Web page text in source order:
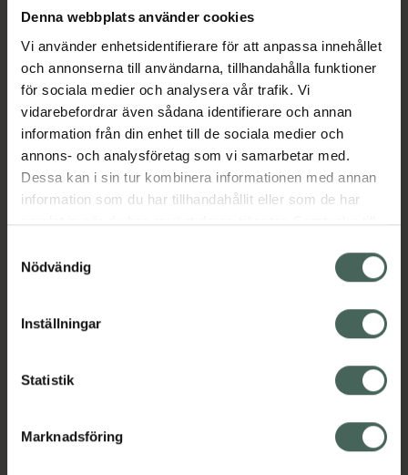
Denna webbplats använder cookies
Vi använder enhetsidentifierare för att anpassa innehållet
och annonserna till användarna, tillhandahålla funktioner
för sociala medier och analysera vår trafik. Vi
vidarebefordrar även sådana identifierare och annan
information från din enhet till de sociala medier och
annons- och analysföretag som vi samarbetar med.
Dessa kan i sin tur kombinera informationen med annan
information som du har tillhandahållit eller som de har
samlat in när du har använt deras tjänster. Samtycke till
återkalla ditt samtycke via webbplatsens
cookieinställningar. Ett återkallat samtycke påverkar inte
lagligheten av behandling som skett innan återkallelsen.
Nödvändig
Inställningar
Statistik
Marknadsföring
Köp via ditt recept
Aktuella erbjudanden
Beskrivning Dölj
EAN:07046265449904
Kronans Apotek finns här för dig. Du hittar oss från Skåne i
datorn. Oavsett vem du är så är det vårt uppdrag att
hjälpa just dig att må lite bättre. Välkommen att prata